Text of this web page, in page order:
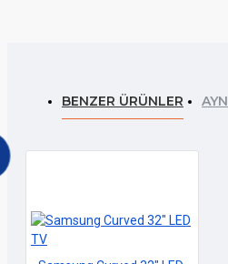
BENZER ÜRÜNLER